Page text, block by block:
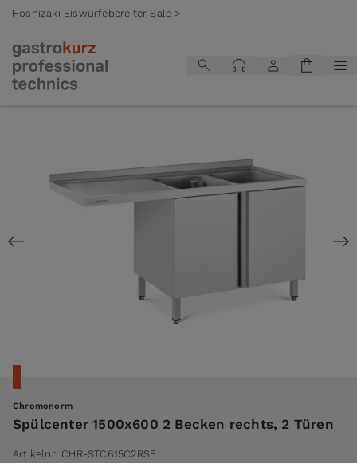
Hoshizaki Eiswürfebereiter Sale >
Chromonorm
Spülcenter 1500x600 2 Becken rechts, 2 Türen
Artikelnr: CHR-STC615C2RSF